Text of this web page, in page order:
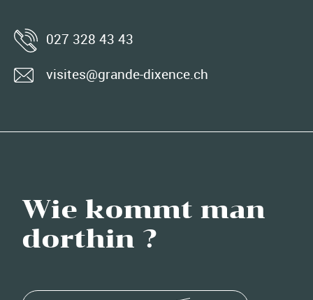
027 328 43 43
visites@grande-dixence.ch
Wie kommt man
dorthin ?